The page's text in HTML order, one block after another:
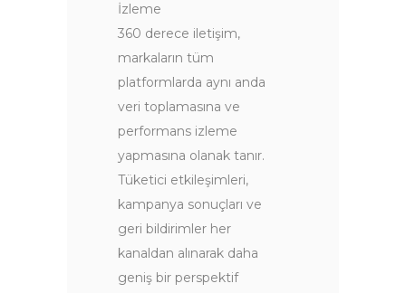
İzleme
360 derece iletişim,
markaların tüm
platformlarda aynı anda
veri toplamasına ve
performans izleme
yapmasına olanak tanır.
Tüketici etkileşimleri,
kampanya sonuçları ve
geri bildirimler her
kanaldan alınarak daha
geniş bir perspektif